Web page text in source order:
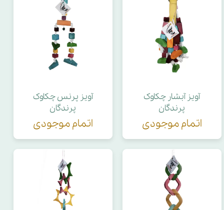
آویز آبشار چکاوک
پرندگان
اتمام موجودی
آویز پرنس چکاوک
پرندگان
اتمام موجودی